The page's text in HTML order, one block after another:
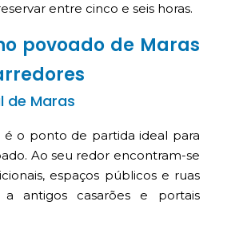
entre cinco e seis horas.
povoado de Maras
de Maras
é o ponto de partida ideal para
Ao seu redor encontram-se
espaços públicos e ruas
antigos casarões e portais